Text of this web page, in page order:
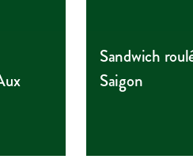
Sandwich
Saigon